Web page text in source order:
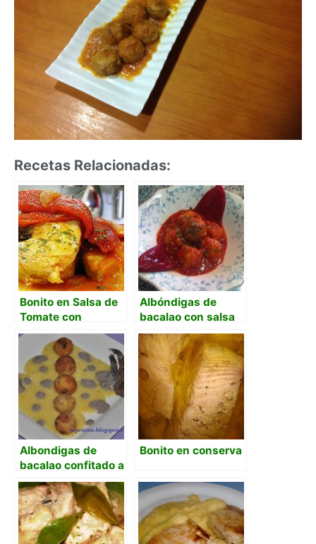
Recetas Relacionadas:
Bonito en Salsa de
Tomate con
Pimientos del
Piquillo
Albóndigas de
bacalao con salsa
de pimientos del
Piquillo
Albondigas de
bacalao confitado a
las dos naranjas y
tocan las
trompetas.
Bonito en conserva